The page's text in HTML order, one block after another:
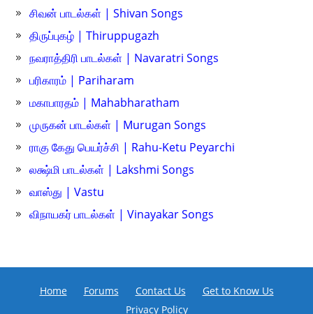
சிவன் பாடல்கள் | Shivan Songs
திருப்புகழ் | Thiruppugazh
நவராத்திரி பாடல்கள் | Navaratri Songs
பரிகாரம் | Pariharam
மகாபாரதம் | Mahabharatham
முருகன் பாடல்கள் | Murugan Songs
ராகு கேது பெயர்ச்சி | Rahu-Ketu Peyarchi
லக்ஷ்மி பாடல்கள் | Lakshmi Songs
வாஸ்து | Vastu
விநாயகர் பாடல்கள் | Vinayakar Songs
Home Forums Contact Us
Get to Know Us
Privacy Policy